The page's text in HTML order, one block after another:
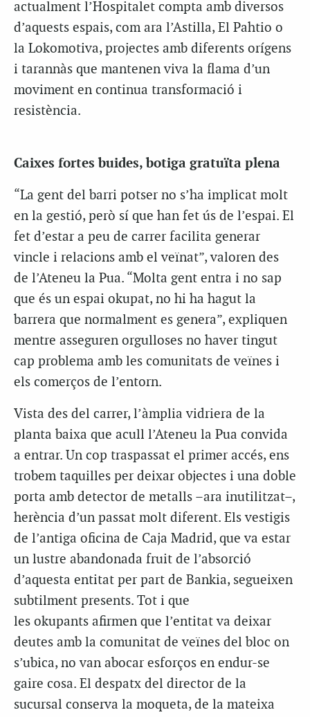
actualment l’Hospitalet compta amb diversos
d’aquests espais, com ara l’Astilla, El Pahtio o
la Lokomotiva, projectes amb diferents orígens
i tarannàs que mantenen viva la flama d’un
moviment en continua transformació i
resistència.
Caixes fortes buides, botiga gratuïta plena
“La gent del barri potser no s’ha implicat molt
en la gestió, però sí que han fet ús de l’espai. El
fet d’estar a peu de carrer facilita generar
vincle i relacions amb el veïnat”, valoren des
de l’Ateneu la Pua. “Molta gent entra i no sap
que és un espai okupat, no hi ha hagut la
barrera que normalment es genera”, expliquen
mentre asseguren orgulloses no haver tingut
cap problema amb les comunitats de veïnes i
els comerços de l’entorn.
Vista des del carrer, l’àmplia vidriera de la
planta baixa que acull l’Ateneu la Pua convida
a entrar. Un cop traspassat el primer accés, ens
trobem taquilles per deixar objectes i una doble
porta amb detector de metalls –ara inutilitzat–,
herència d’un passat molt diferent. Els vestigis
de l’antiga oficina de Caja Madrid, que va estar
un lustre abandonada fruit de l’absorció
d’aquesta entitat per part de Bankia, segueixen
subtilment presents. Tot i que
les okupants afirmen que l’entitat va deixar
deutes amb la comunitat de veïnes del bloc on
s’ubica, no van abocar esforços en endur-se
gaire cosa. El despatx del director de la
sucursal conserva la moqueta, de la mateixa